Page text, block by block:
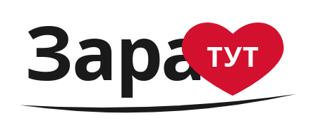
ЗараТУТ